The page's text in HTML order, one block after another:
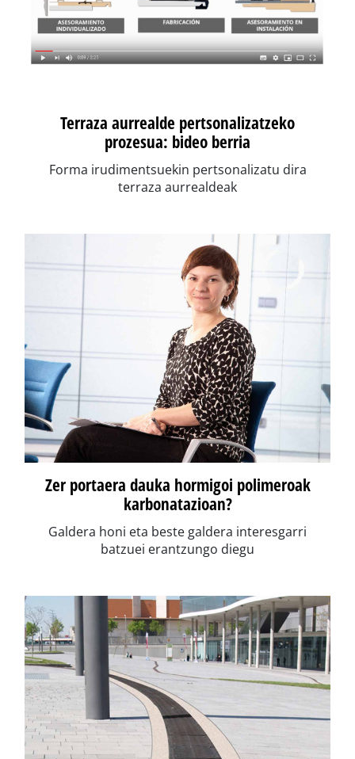
Terraza aurrealde pertsonalizatzeko
prozesua: bideo berria
Forma irudimentsuekin pertsonalizatu dira
terraza aurrealdeak
Zer portaera dauka hormigoi polimeroak
karbonatazioan?
Galdera honi eta beste galdera interesgarri
batzuei erantzungo diegu